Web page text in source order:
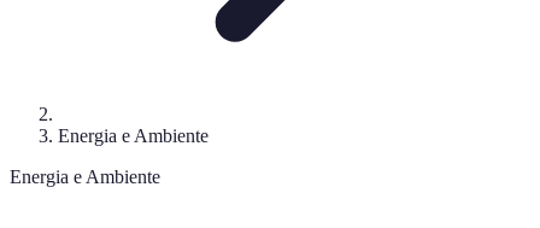
Energia e Ambiente
Energia e Ambiente